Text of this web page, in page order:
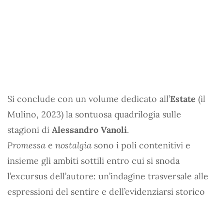
Si conclude con un volume dedicato all’Estate (il
Mulino, 2023) la sontuosa quadrilogia sulle
stagioni di Alessandro Vanoli.
Promessa e nostalgia sono i poli contenitivi e
insieme gli ambiti sottili entro cui si snoda
l’excursus dell’autore: un’indagine trasversale alle
espressioni del sentire e dell’evidenziarsi storico